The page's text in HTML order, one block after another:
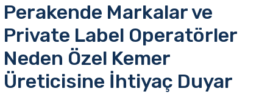
Perakende Markalar ve
Private Label Operatörler
Neden Özel Kemer
Üreticisine İhtiyaç Duyar